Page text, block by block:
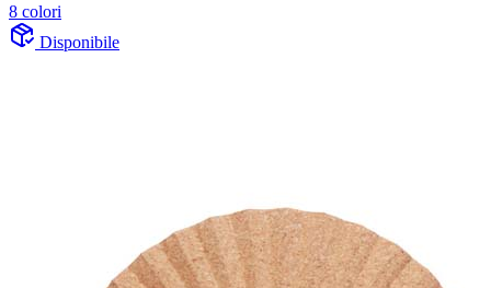
8 colori
Disponibile